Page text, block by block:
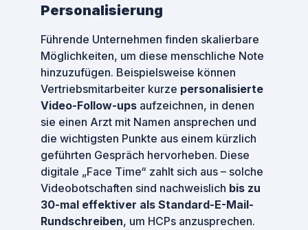
Personalisierung
Führende Unternehmen finden skalierbare
Möglichkeiten, um diese menschliche Note
hinzuzufügen. Beispielsweise können
Vertriebsmitarbeiter kurze personalisierte
Video-Follow-ups aufzeichnen, in denen
sie einen Arzt mit Namen ansprechen und
die wichtigsten Punkte aus einem kürzlich
geführten Gespräch hervorheben. Diese
digitale „Face Time“ zahlt sich aus – solche
Videobotschaften sind nachweislich bis zu
30-mal effektiver als Standard-E-Mail-
Rundschreiben​, um HCPs anzusprechen.